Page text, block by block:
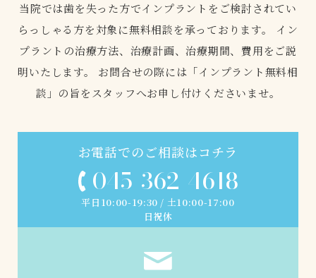
当院では歯を失った方でインプラントをご検討されてい
らっしゃる方を対象に無料相談を承っております。
イン
プラントの治療方法、治療計画、治療期間、費用をご説
明いたします。
お問合せの際には「インプラント無料相
談」の旨をスタッフへお申し付けくださいませ。
お電話でのご相談はコチラ
045-362-4618
平日10:00-19:30 / 土10:00-17:00
日祝休